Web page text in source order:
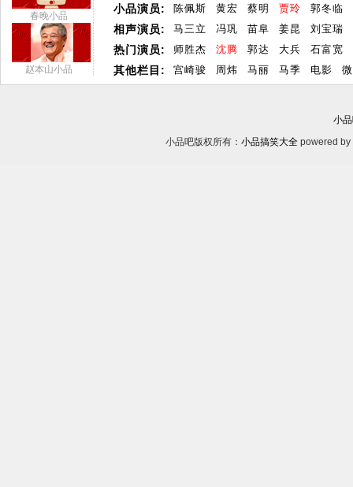
春晚小品
赵本山小品
小品演员:
相声演员:
热门演员:
其他栏目:
陈佩斯 黄宏 蔡明 贾玲
郭冬临
马三立
冯巩 苗阜 姜昆
刘宝瑞
师胜杰
沈腾 郭达 大兵
石富宽
宫崎骏
周炜 马丽 马季 电影
小
小品吧版权所有： 小品搞笑大全 powered by